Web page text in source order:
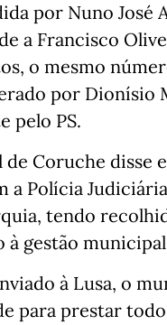
por Nuno José
a Francisco
o mesmo
por Dionísio
pelo PS.
de Coruche disse
a Polícia
tendo
à gestão
à Lusa, o
para prestar